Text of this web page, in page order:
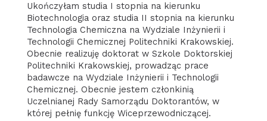
Ukończyłam studia I stopnia na kierunku
Biotechnologia oraz studia II stopnia na kierunku
Technologia Chemiczna na Wydziale Inżynierii i
Technologii Chemicznej Politechniki Krakowskiej.
Obecnie realizuję doktorat w Szkole Doktorskiej
Politechniki Krakowskiej, prowadząc prace
badawcze na Wydziale Inżynierii i Technologii
Chemicznej. Obecnie jestem członkinią
Uczelnianej Rady Samorządu Doktorantów, w
której pełnię funkcję Wiceprzewodniczącej.